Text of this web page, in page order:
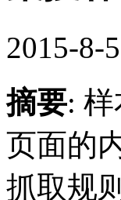
2015-8-
摘要:
页面的
抓取规